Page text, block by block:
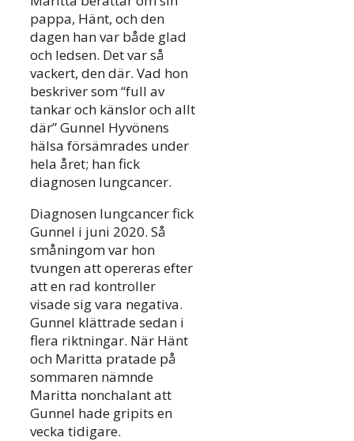
pappa, Hänt, och den
dagen han var både glad
och ledsen. Det var så
vackert, den där. Vad hon
beskriver som “full av
tankar och känslor och allt
där” Gunnel Hyvönens
hälsa försämrades under
hela året; han fick
diagnosen lungcancer.
Diagnosen lungcancer fick
Gunnel i juni 2020. Så
småningom var hon
tvungen att opereras efter
att en rad kontroller
visade sig vara negativa.
Gunnel klättrade sedan i
flera riktningar. När Hänt
och Maritta pratade på
sommaren nämnde
Maritta nonchalant att
Gunnel hade gripits en
vecka tidigare.